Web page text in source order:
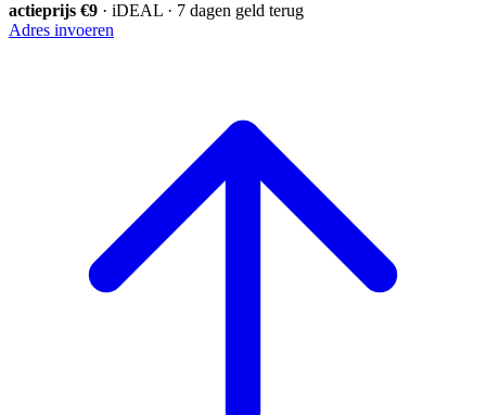
actieprijs €9 · iDEAL · 7 dagen geld terug
Adres invoeren